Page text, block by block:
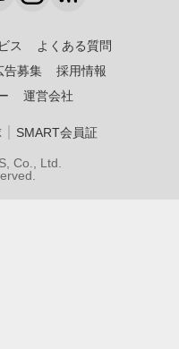
ス
よくある質問
告募集
採用情報
運営会社
｜ SMART会員証
Co., Ltd.